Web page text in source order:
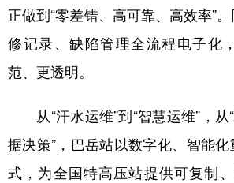
正做到“零差错、高可靠、高效率”
修记录、缺陷管理全流程电子化
范、更透明。
从“汗水运维”到“智慧运维”，从
据决策”，巴岳站以数字化、智能
式，为全国特高压站提供可复制